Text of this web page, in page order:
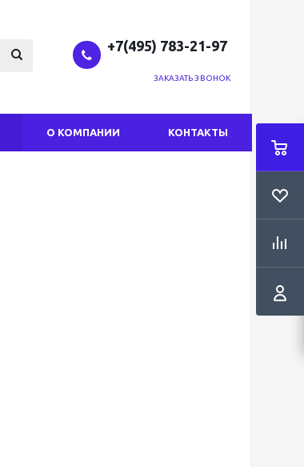
+7(495) 783-21-97
ЗАКАЗАТЬ ЗВОНОК
О КОМПАНИИ КОНТАКТЫ